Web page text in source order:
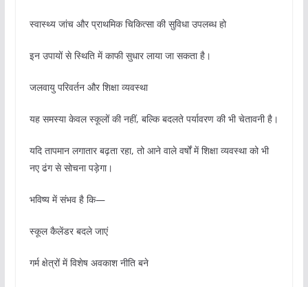
स्वास्थ्य जांच और प्राथमिक चिकित्सा की सुविधा उपलब्ध हो
इन उपायों से स्थिति में काफी सुधार लाया जा सकता है।
जलवायु परिवर्तन और शिक्षा व्यवस्था
यह समस्या केवल स्कूलों की नहीं, बल्कि बदलते पर्यावरण की भी चेतावनी है।
यदि तापमान लगातार बढ़ता रहा, तो आने वाले वर्षों में शिक्षा व्यवस्था को भी
नए ढंग से सोचना पड़ेगा।
भविष्य में संभव है कि—
स्कूल कैलेंडर बदले जाएं
गर्म क्षेत्रों में विशेष अवकाश नीति बने